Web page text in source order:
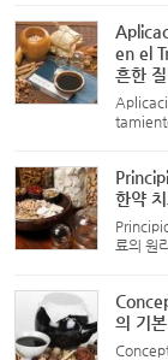
os...
en el
흔한
n: En ...
한약
료의 원
의 기